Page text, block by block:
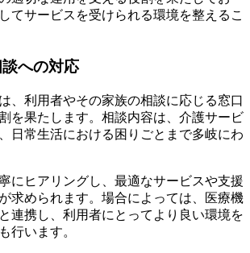
てサービスを受けられる環境を整えるこ
への対応
、利用者やその家族の相談に応じる窓口
を果たします。相談内容は、介護サービ
日常生活における困りごとまで多岐にわ
にヒアリングし、最適なサービスや支援
求められます。場合によっては、医療機
連携し、利用者にとってより良い環境を
行います。